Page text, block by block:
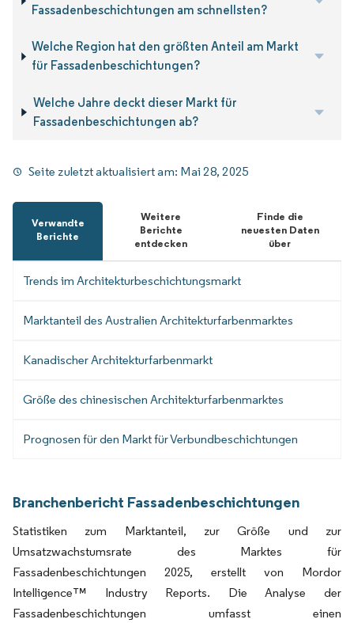
Fassadenbeschichtungen am schnellsten?
Welche Region hat den größten Anteil am Markt
für Fassadenbeschichtungen?
Welche Jahre deckt dieser Markt für
Fassadenbeschichtungen ab?
Seite zuletzt aktualisiert am: Mai 28, 2025
Verwandte
Berichte
Weitere
Berichte
entdecken
Finde die
neuesten Daten
über
Trends im Architekturbeschichtungsmarkt
Marktanteil des Australien Architekturfarbenmarktes
Kanadischer Architekturfarbenmarkt
Größe des chinesischen Architekturfarbenmarktes
Prognosen für den Markt für Verbundbeschichtungen
Branchenbericht Fassadenbeschichtungen
Statistiken zum Marktanteil, zur Größe und zur
Umsatzwachstumsrate des Marktes für
Fassadenbeschichtungen 2025, erstellt von Mordor
Intelligence™ Industry Reports. Die Analyse der
Fassadenbeschichtungen umfasst einen